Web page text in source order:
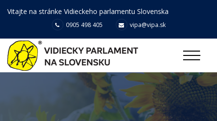
Vitajte na stránke Vidieckeho parlamentu Slovenska
0905 498 405 vipa@vipa.sk